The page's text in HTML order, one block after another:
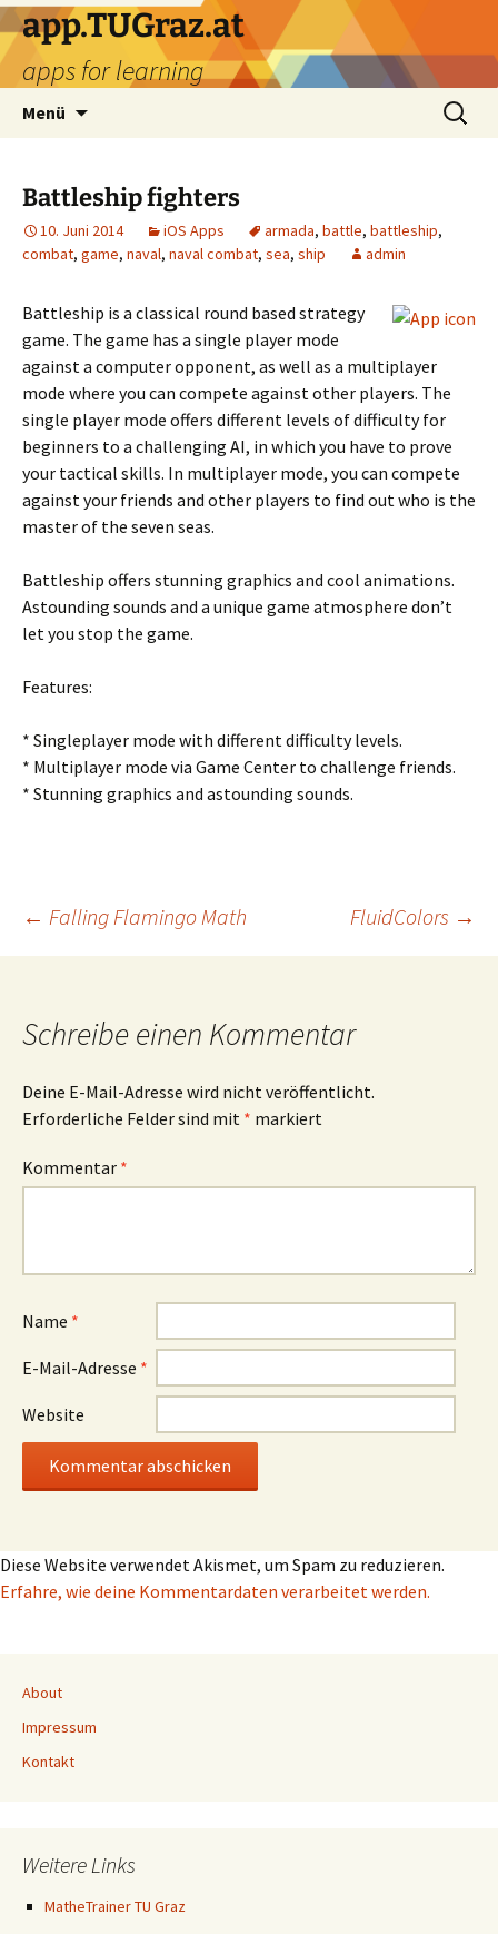
Zum
Inhalt
springen
app.TUGraz.at
apps for learning
Menü
Suchen
nach:
Battleship fighters
10. Juni 2014 iOS Apps armada, battle, battleship,
combat, game, naval, naval combat, sea, ship admin
Battleship is a classical round based strategy
game. The game has a single player mode
against a computer opponent, as well as a multiplayer
mode where you can compete against other players. The
single player mode offers different levels of difficulty for
beginners to a challenging AI, in which you have to prove
your tactical skills. In multiplayer mode, you can compete
against your friends and other players to find out who is the
master of the seven seas.
Battleship offers stunning graphics and cool animations.
Astounding sounds and a unique game atmosphere don’t
let you stop the game.
Features:
* Singleplayer mode with different difficulty levels.
* Multiplayer mode via Game Center to challenge friends.
* Stunning graphics and astounding sounds.
Beitragsnavigation
← Falling Flamingo Math FluidColors →
Schreibe einen Kommentar
Deine E-Mail-Adresse wird nicht veröffentlicht.
Erforderliche Felder sind mit * markiert
Kommentar *
Name *
E-Mail-Adresse *
Website
Diese Website verwendet Akismet, um Spam zu reduzieren.
Erfahre, wie deine Kommentardaten verarbeitet werden.
About
Impressum
Kontakt
Weitere Links
MatheTrainer TU Graz